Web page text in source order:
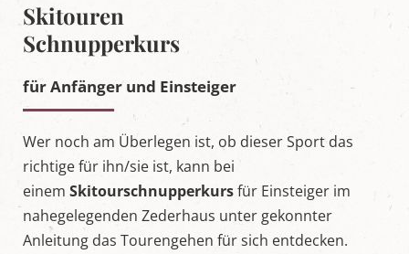
Skitouren
Schnupperkurs
für Anfänger und Einsteiger
Wer noch am Überlegen ist, ob dieser Sport das
richtige für ihn/sie ist, kann bei
einem Skitourschnupperkursfür Einsteiger im
nahegelegenden Zederhaus unter gekonnter
Anleitung das Tourengehen für sich entdecken.